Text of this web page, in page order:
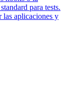
para tests.
las aplicaciones y